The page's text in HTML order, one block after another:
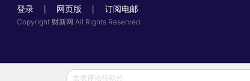
登录 网页版 订阅电邮
Copyright 财新网 All Rights Reserved
发表评论得积分